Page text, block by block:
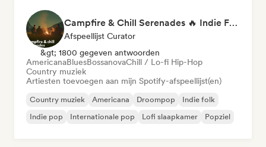
Campfire & Chill Serenades 🔥 Indie Folk, Acoustic & Singer-Songwriter
Afspeellijst Curator
&gt; 1800 gegeven antwoorden
AmericanaBluesBossanovaChill / Lo-fi Hip-Hop
Country muziek
Artiesten toevoegen aan mijn Spotify-afspeellijst(en)
Country muziek Americana Droompop
Indie folk
Indie pop
Internationale pop Lofi slaapkamer Popziel